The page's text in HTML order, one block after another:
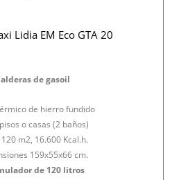
Lidia EM Eco GTA 20
de gasoil
de hierro fundido
o casas (2 baños)
m2, 16.600 Kcal.h.
159x55x66 cm.
de 120 litros